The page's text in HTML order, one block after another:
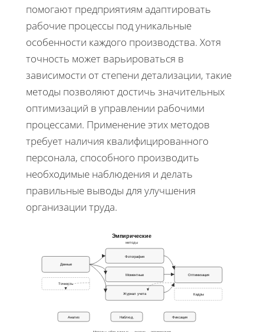
помогают предприятиям адаптировать
рабочие процессы под уникальные
особенности каждого производства. Хотя
точность может варьироваться в
зависимости от степени детализации, такие
методы позволяют достичь значительных
оптимизаций в управлении рабочими
процессами. Применение этих методов
требует наличия квалифицированного
персонала, способного производить
необходимые наблюдения и делать
правильные выводы для улучшения
организации труда.
Эмпирические
методы
Данные
Фотография
Моментные
Журнал учета
Оптимизация
Кадры
Точность
Анализ Наблюд. Фиксация